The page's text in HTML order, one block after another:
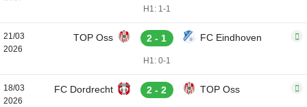
H1: 1-1
21/03
2026
TOP Oss 2 - 1 FC Eindhoven
H1: 0-1
18/03
2026
FC Dordrecht 2 - 2 TOP Oss